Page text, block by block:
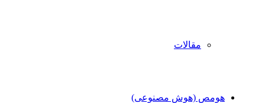
مقالات
هومص (هوش مصنوعی)